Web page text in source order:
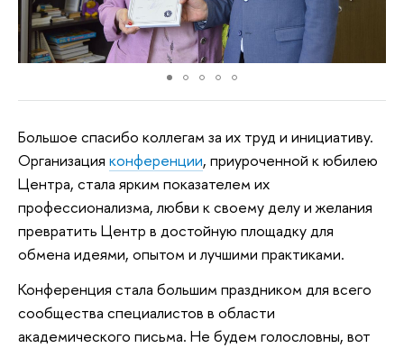
Большое спасибо коллегам за их труд и инициативу.
Организация конференции, приуроченной к юбилею
Центра, стала ярким показателем их
профессионализма, любви к своему делу и желания
превратить Центр в достойную площадку для
обмена идеями, опытом и лучшими практиками.
Конференция стала большим праздником для всего
сообщества специалистов в области
академического письма. Не будем голословны, вот